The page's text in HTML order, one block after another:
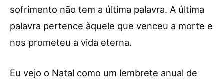
sofrimento não tem a última palavra. A última
palavra pertence àquele que venceu a morte e
nos prometeu a vida eterna.
Eu vejo o Natal como um lembrete anual de